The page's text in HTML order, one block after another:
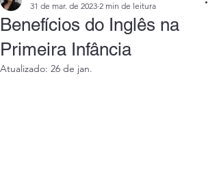
Benefícios do Inglês na
Primeira Infância
31 de mar. de 2023 2 min de leitura
Atualizado: 26 de jan.